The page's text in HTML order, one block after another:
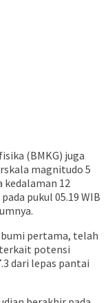
(BMKG) juga
magnitudo 5
kedalaman 12
pukul 05.19 WIB
bumi pertama, telah
potensi
dari lepas pantai